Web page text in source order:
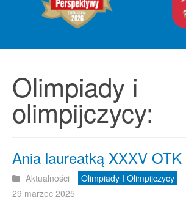
Olimpiady i
olimpijczycy:
Ania laureatką XXXV OTK
Aktualności
Olimpiady I Olimpijczycy
29 marzec 2025